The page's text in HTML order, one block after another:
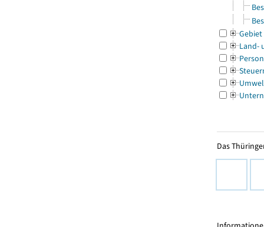
Gebiet
Land-
Das